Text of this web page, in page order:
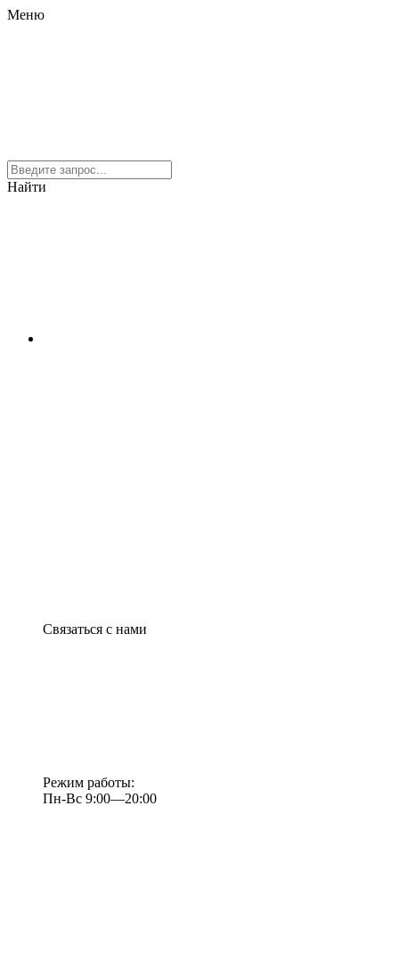
Меню
Найти
Связаться с нами
Режим работы:
Пн-Вс 9:00—20:00